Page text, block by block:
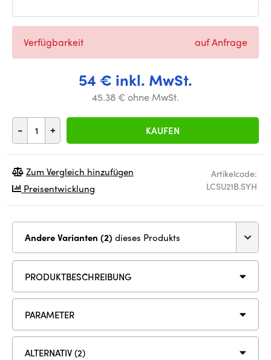
54 € inkl. MwSt.
45.38 € ohne MwSt.
- + KAUFEN
Verfügbarkeit auf Anfrage
Artikelcode:
LCSU21B.SYH
Zum Vergleich hinzufügen
Preisentwicklung
Andere Varianten (2) dieses Produkts
PRODUKTBESCHREIBUNG
PARAMETER
ALTERNATIV (2)